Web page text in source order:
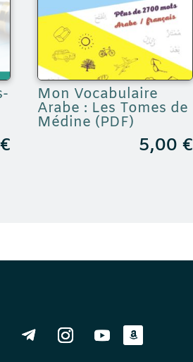
€
Mon Vocabulaire
Arabe : Les Tomes de
Médine (PDF)
5,00 €